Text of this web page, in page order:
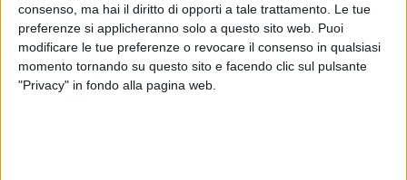
consenso, ma hai il diritto di opporti a tale trattamento. Le tue
preferenze si applicheranno solo a questo sito web. Puoi
modificare le tue preferenze o revocare il consenso in qualsiasi
momento tornando su questo sito e facendo clic sul pulsante
"Privacy" in fondo alla pagina web.
Quanto è cambiata Barletta in così pochi anni? Quanta
bellezza è scomparsa e quanto invece è migliorata?
Affiorano così tanti like e commenti sui social. Il sentimento
principale però è la nostalgia, tra i ricordi della Standa in